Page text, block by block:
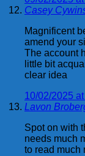
Casey
Magnificent
amend your
The account
little bit
clear idea
10/02/2025
Lavon
Spot on with
needs much
to read much